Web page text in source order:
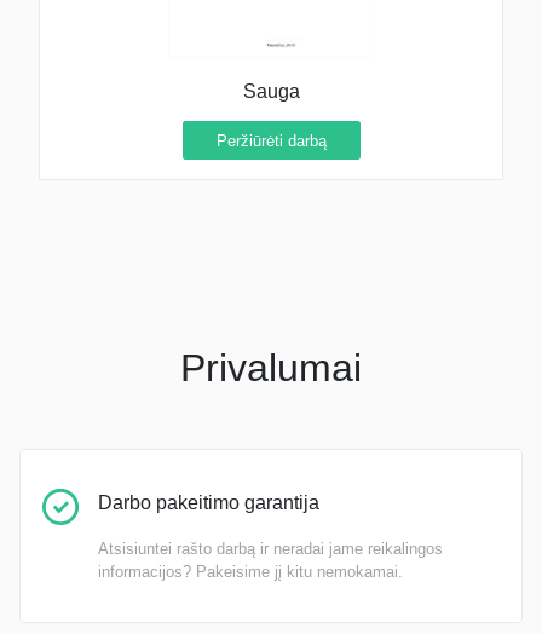
Sauga
Peržiūrėti darbą
Privalumai
Darbo pakeitimo garantija
Atsisiuntei rašto darbą ir neradai jame reikalingos
informacijos? Pakeisime jį kitu nemokamai.